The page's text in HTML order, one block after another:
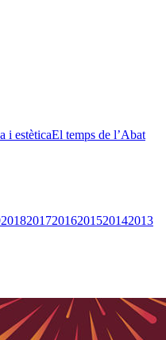
i estèticaEl temps de l’Abat
201820172016201520142013